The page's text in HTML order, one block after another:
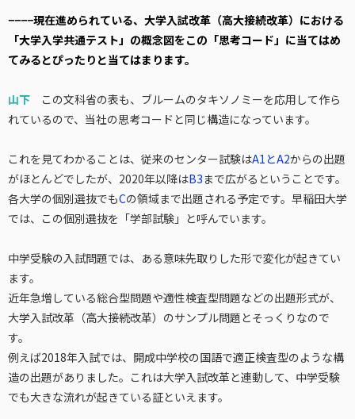
−−−−現在進められている、大学入試改革（高大接続改革）における
「大学入学共通テスト」の概念図をこの「思考コード」に当てはめ
てみるとぴったりと当てはまります。
山下 この文科省の表も、ブルームのタキソノミーを応用して作ら
れているので、当社の思考コードと同じ構造になっています。
これを見てわかることは、従来のセンター試験はA1とA2からの出題
がほとんどでしたが、2020年以降はB3まで広がるということです。
各大学の個別選抜でもCの領域まで出題される予定です。早稲田大学
では、この個別選抜を「学部試験」と呼んでいます。
中学受験の入試問題では、ある意味先取りした形で変化が起きてい
ます。
近年急増している総合型問題や適性検査型問題などの出題形式が、
大学入試改革（高大接続改革）のサンプル問題とそっくりなので
す。
例えば2018年入試では、開成中学校の国語で適正検査型のような構
造の出題がありました。これは大学入試改革と連動して、中学受験
でも大きな流れが起きている証といえます。